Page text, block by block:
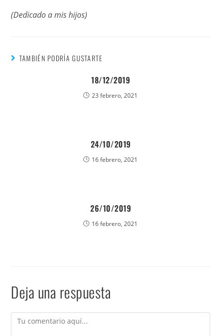
(Dedicado a mis hijos)
TAMBIÉN PODRÍA GUSTARTE
18/12/2019
23 febrero, 2021
24/10/2019
16 febrero, 2021
26/10/2019
16 febrero, 2021
Deja una respuesta